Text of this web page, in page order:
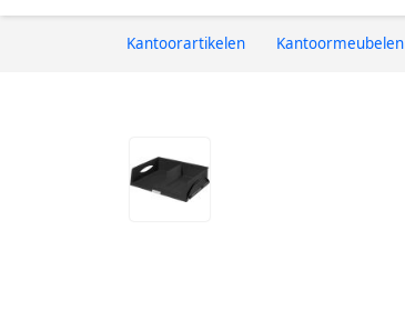
Kantoorartikelen Kantoormeubelen